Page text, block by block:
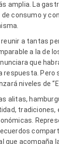
amplia. La
consumo y
a tantas
a la de
que
niveles de
alitas,
que